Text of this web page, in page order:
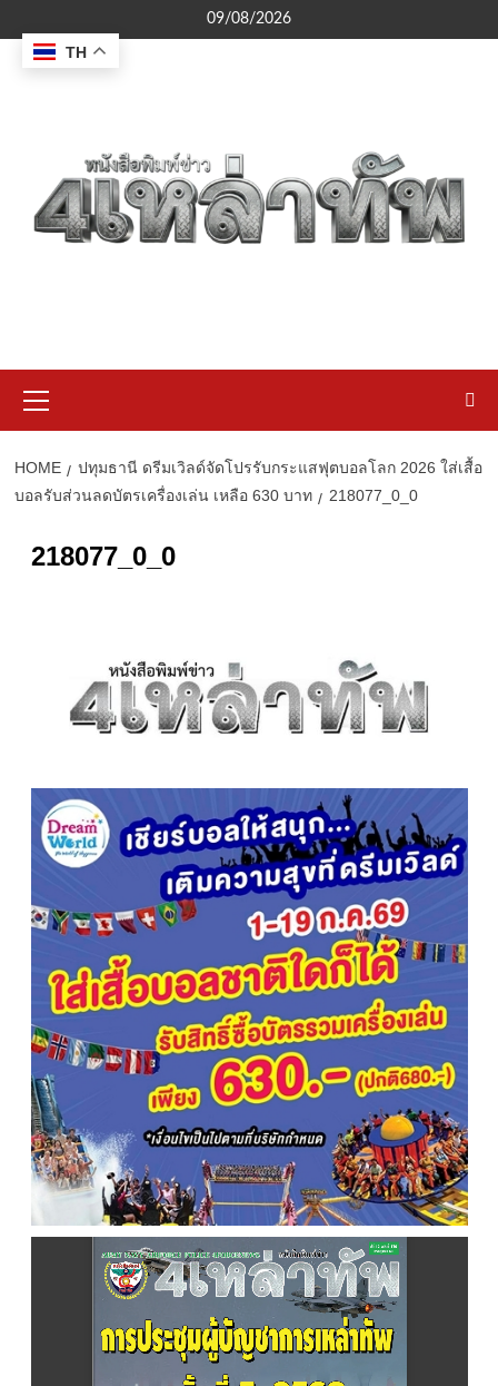
to
content
09/08/2026
Menu
HOME
ปทุมธานี ดรีมเวิลด์จัดโปรรับกระแสฟุตบอลโลก 2026 ใส่เสื้อ
บอลรับส่วนลดบัตรเครื่องเล่น เหลือ 630 บาท
218077_0_0
218077_0_0
TH